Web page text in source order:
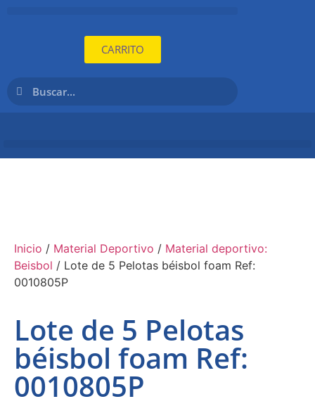
CARRITO
Inicio / Material Deportivo / Material deportivo:
Beisbol / Lote de 5 Pelotas béisbol foam Ref:
0010805P
Lote de 5 Pelotas
béisbol foam Ref:
0010805P